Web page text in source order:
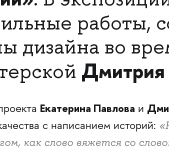
работы,
дизайна во
Дмитрия
Екатерина Павлова и
с написанием историй:
как слово вяжется со